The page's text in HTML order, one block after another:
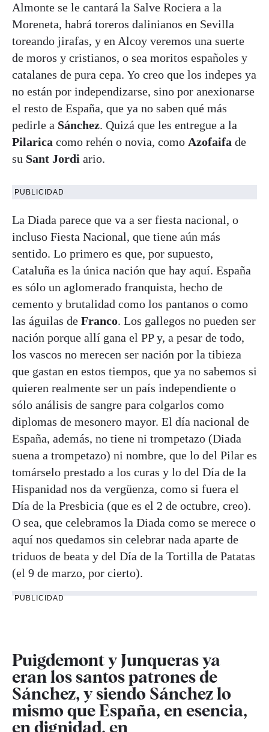
Almonte se le cantará la Salve Rociera a la
Moreneta, habrá toreros dalinianos en Sevilla
toreando jirafas, y en Alcoy veremos una suerte
de moros y cristianos, o sea moritos españoles y
catalanes de pura cepa. Yo creo que los indepes ya
no están por independizarse, sino por anexionarse
el resto de España, que ya no saben qué más
pedirle a Sánchez. Quizá que les entregue a la
Pilarica como rehén o novia, como Azofaifa de
su Sant Jordi ario.
PUBLICIDAD
La Diada parece que va a ser fiesta nacional, o
incluso Fiesta Nacional, que tiene aún más
sentido. Lo primero es que, por supuesto,
Cataluña es la única nación que hay aquí. España
es sólo un aglomerado franquista, hecho de
cemento y brutalidad como los pantanos o como
las águilas de Franco. Los gallegos no pueden ser
nación porque allí gana el PP y, a pesar de todo,
los vascos no merecen ser nación por la tibieza
que gastan en estos tiempos, que ya no sabemos si
quieren realmente ser un país independiente o
sólo análisis de sangre para colgarlos como
diplomas de mesonero mayor. El día nacional de
España, además, no tiene ni trompetazo (Diada
suena a trompetazo) ni nombre, que lo del Pilar es
tomárselo prestado a los curas y lo del Día de la
Hispanidad nos da vergüenza, como si fuera el
Día de la Presbicia (que es el 2 de octubre, creo).
O sea, que celebramos la Diada como se merece o
aquí nos quedamos sin celebrar nada aparte de
triduos de beata y del Día de la Tortilla de Patatas
(el 9 de marzo, por cierto).
PUBLICIDAD
PuigdemontyJunquerasya
eran los santos patrones de
Sánchez, y siendo Sánchez lo
mismo que España, en esencia,
en dignidad, en